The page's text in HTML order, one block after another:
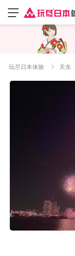
玩尽日本体验 关东